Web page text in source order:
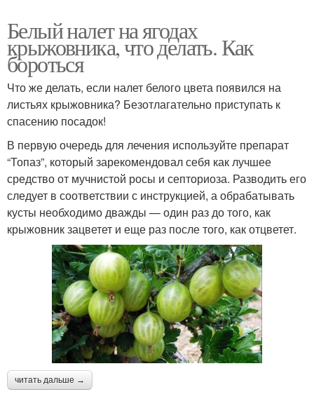
Белый налет на ягодах
крыжовника, что делать. Как
бороться
Что же делать, если налет белого цвета появился на
листьях крыжовника? Безотлагательно приступать к
спасению посадок!
В первую очередь для лечения используйте препарат
“Топаз”, который зарекомендовал себя как лучшее
средство от мучнистой росы и септориоза. Разводить его
следует в соответствии с инструкцией, а обрабатывать
кусты необходимо дважды — один раз до того, как
крыжовник зацветет и еще раз после того, как отцветет.
читать дальше →